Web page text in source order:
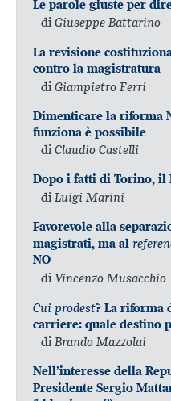
Le parole giuste per
diGiuseppe Battarino
La revisione
contro la magistratura
di Giampietro Ferri
Dimenticare la riforma
funziona è possibile
diClaudio Castelli
Dopo i fatti di Torino, il
diLuigi Marini
Favorevole alla
magistrati, ma al
NO
di Vincenzo Musacchio
Cui prodest? La riforma
carriere: quale destino
diBrando Mazzolai
Nell’interesse della
Presidente Sergio